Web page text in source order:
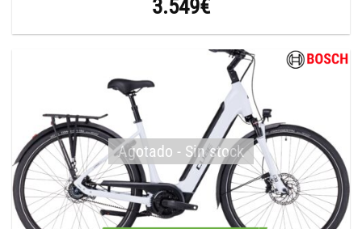
3.549€
Agotado - Sin stock